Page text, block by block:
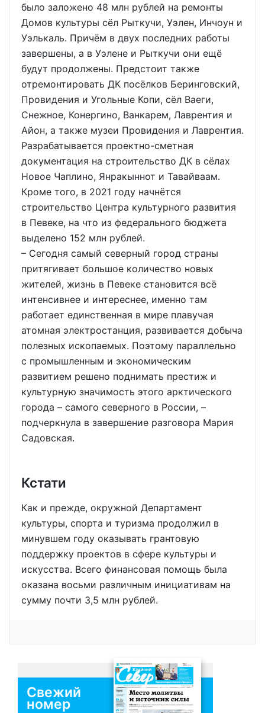
было заложено 48 млн рублей на ремонты
Домов культуры сёл Рыткучи, Уэлен, Инчоун и
Уэлькаль. Причём в двух последних работы
завершены, а в Уэлене и Рыткучи они ещё
будут продолжены. Предстоит также
отремонтировать ДК посёлков Беринговский,
Провидения и Угольные Копи, сёл Ваеги,
Снежное, Конергино, Ванкарем, Лаврентия и
Айон, а также музеи Провидения и Лаврентия.
Разрабатывается проектно-сметная
документация на строительство ДК в сёлах
Новое Чаплино, Янракыннот и Тавайваам.
Кроме того, в 2021 году начнётся
строительство Центра культурного развития
в Певеке, на что из федерального бюджета
выделено 152 млн рублей.
– Сегодня самый северный город страны
притягивает большое количество новых
жителей, жизнь в Певеке становится всё
интенсивнее и интереснее, именно там
работает единственная в мире плавучая
атомная электростанция, развивается добыча
полезных ископаемых. Поэтому параллельно
с промышленным и экономическим
развитием решено поднимать престиж и
культурную значимость этого арктического
города – самого северного в России, –
подчеркнула в завершение разговора Мария
Садовская.
Кстати
Как и прежде, окружной Департамент
культуры, спорта и туризма продолжил в
минувшем году оказывать грантовую
поддержку проектов в сфере культуры и
искусства. Всего финансовая помощь была
оказана восьми различным инициативам на
сумму почти 3,5 млн рублей.
Свежий
номер